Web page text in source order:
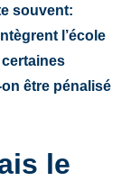
souvent:
l’école
être pénalisé
le